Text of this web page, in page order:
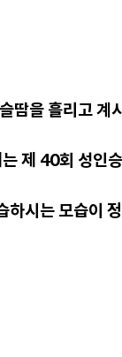
땀을 흘리고 계
제 40회 성인
하시는 모습이